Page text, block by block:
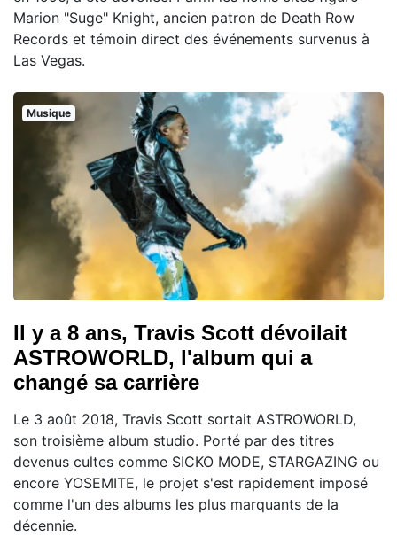
Marion "Suge" Knight, ancien patron de Death Row
Records et témoin direct des événements survenus à
Las Vegas.
Musique
Il y a 8 ans, Travis Scott dévoilait
ASTROWORLD, l'album qui a
changé sa carrière
Le 3 août 2018, Travis Scott sortait ASTROWORLD,
son troisième album studio. Porté par des titres
devenus cultes comme SICKO MODE, STARGAZING ou
encore YOSEMITE, le projet s'est rapidement imposé
comme l'un des albums les plus marquants de la
décennie.